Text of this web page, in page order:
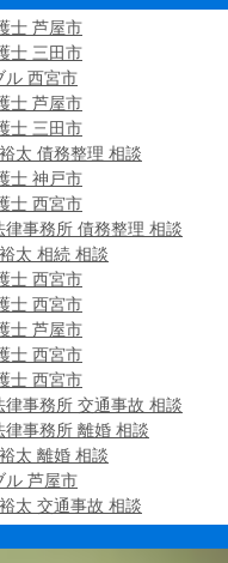
士 芦屋市
士 三田市
ル 西宮市
士 芦屋市
士 三田市
太 債務整理 相談
士 神戸市
士 西宮市
律事務所 債務整理 相談
太 相続 相談
士 西宮市
士 西宮市
士 芦屋市
士 西宮市
士 西宮市
律事務所 交通事故 相談
律事務所 離婚 相談
太 離婚 相談
ル 芦屋市
太 交通事故 相談